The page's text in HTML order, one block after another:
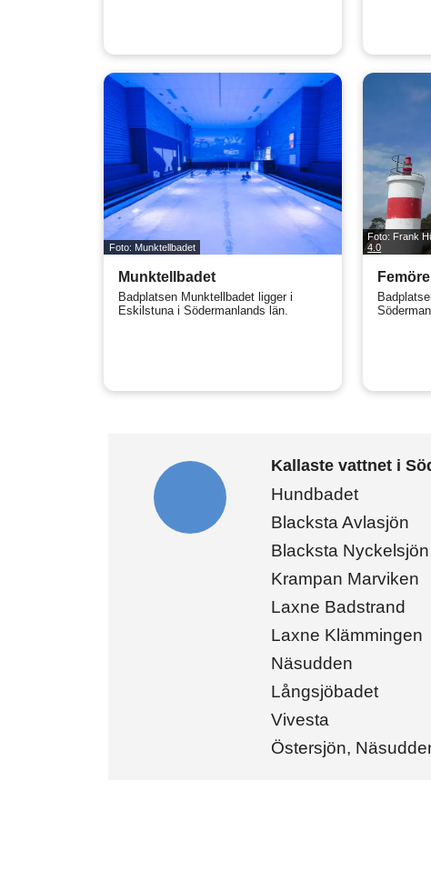
Foto: Munktellbadet
Munktellbadet
Badplatsen Munktellbadet ligger i
Eskilstuna i Södermanlands län.
Foto: Frank
4.0
Femöre
Kallaste vattnet i
Hundbadet
Blacksta Avlasjön
Blacksta Nyckelsjön
Krampan Marviken
Laxne Badstrand
Laxne Klämmingen
Näsudden
Långsjöbadet
Vivesta
Östersjön,